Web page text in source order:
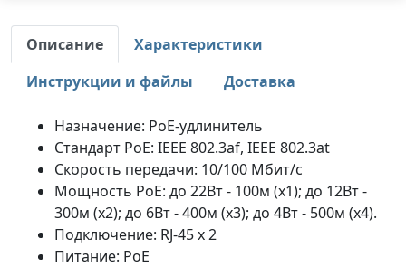
Описание
Характеристики
Инструкции и файлы
Доставка
Назначение: PoE-удлинитель
Стандарт PoE: IEEE 802.3af, IEEE 802.3at
Скорость передачи: 10/100 Мбит/с
Мощность PoE: до 22Вт - 100м (х1); до 12Вт -
300м (х2); до 6Вт - 400м (х3); до 4Вт - 500м (х4).
Подключение: RJ-45 x 2
Питание: PoE